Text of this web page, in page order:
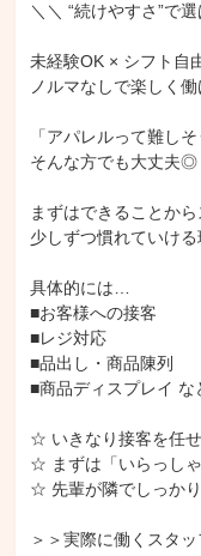
＼＼ “続けやすさ”で
未経験OK × シフト自
ノルマなしで楽しく
「アパレルって難し
そんな方でも大丈夫◎
まずはできることから
少しずつ慣れていける
具体的には…
■お客様への接客
■レジ対応
■品出し・商品陳列
■商品ディスプレイ な
☆ いきなり接客を任
☆ まずは「いらっし
☆ 先輩が隣でしっか
＞＞実際に働くスタッ